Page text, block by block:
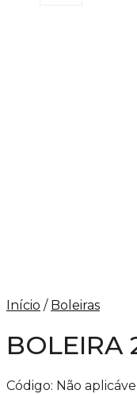
Início / Boleiras
BOLEIRA
Código: Não aplicável